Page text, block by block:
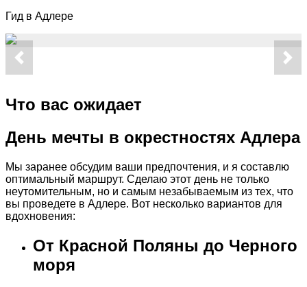
Гид в Адлере
Что вас ожидает
День мечты в окрестностях Адлера
Мы заранее обсудим ваши предпочтения, и я составлю
оптимальный маршрут. Сделаю этот день не только
неутомительным, но и самым незабываемым из тех, что
вы проведете в Адлере. Вот несколько вариантов для
вдохновения:
От Красной Поляны до Черного
моря